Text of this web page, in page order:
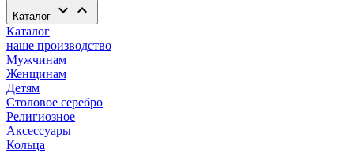
Каталог keyboard_arrow_down keyboard_arrow_up
Каталог
наше производство
Мужчинам
Женщинам
Детям
Столовое серебро
Религиозное
Аксессуары
Кольца